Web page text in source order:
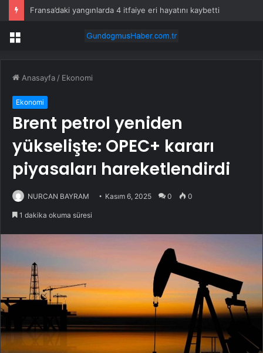
Fransa’daki yangınlarda 4 itfaiye eri hayatını kaybetti
Menü
Anasayfa / Ekonomi
Ekonomi
Brent petrol yeniden
yükselişte: OPEC+ kararı
piyasaları hareketlendirdi
NURCAN BAYRAM Kasım 6, 2025 0 0
1 dakika okuma süresi